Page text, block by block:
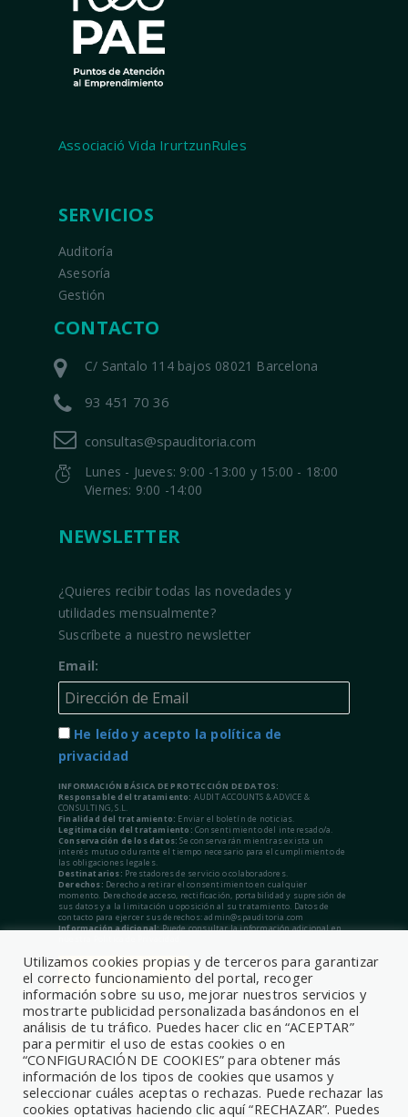
Associació Vida IrurtzunRules
SERVICIOS
Auditoría
Asesoría
Gestión
CONTACTO
C/ Santalo 114 bajos 08021 Barcelona
93 451 70 36
consultas@spauditoria.com
Lunes - Jueves: 9:00 -13:00 y 15:00 - 18:00
Viernes: 9:00 -14:00
NEWSLETTER
¿Quieres recibir todas las novedades y
utilidades mensualmente?
Suscríbete a nuestro newsletter
Email:
He leído y acepto la política de
privacidad
INFORMACIÓN BÁSICA DE PROTECCIÓN DE DATOS:
Responsable del tratamiento: AUDIT ACCOUNTS & ADVICE &
CONSULTING, S.L.
Finalidad del tratamiento: Enviar el boletín de noticias.
Legitimación del tratamiento: Consentimiento del interesado/a.
Conservación de los datos: Se conservarán mientras exista un
interés mutuo o durante el tiempo necesario para el cumplimiento de
las obligaciones legales.
Destinatarios: Prestadores de servicio o colaboradores.
Derechos: Derecho a retirar el consentimiento en cualquier
momento. Derecho de acceso, rectificación, portabilidad y supresión de
sus datos y a la limitación u oposición al su tratamiento. Datos de
contacto para ejercer sus derechos: admin@spauditoria.com
Información adicional:Puede consultar la información adicional en
Utilizamos cookies propias y de terceros para garantizar
el correcto funcionamiento del portal, recoger
información sobre su uso, mejorar nuestros servicios y
mostrarte publicidad personalizada basándonos en el
análisis de tu tráfico. Puedes hacer clic en “ACEPTAR”
para permitir el uso de estas cookies o en
“CONFIGURACIÓN DE COOKIES” para obtener más
información de los tipos de cookies que usamos y
seleccionar cuáles aceptas o rechazas. Puede rechazar las
cookies optativas haciendo clic aquí “RECHAZAR”. Puedes